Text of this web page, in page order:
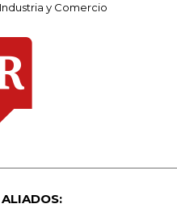
y Comercio